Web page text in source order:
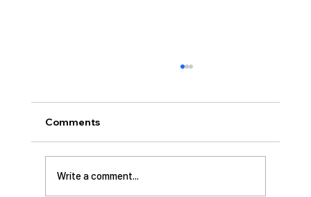
오늘날 성도로서 올바른 신앙생활을 하는 데 걸
림돌이 되는 세 가지가 있습니다. 첫째는 안일주
의입니다. 산업혁명 이후 급속도로 발전한 물질
문명은 우리의 삶을 매우 편리하게 만들어 주었
Comments
Write a comment...